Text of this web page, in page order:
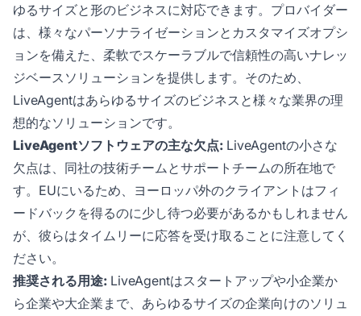
ゆるサイズと形のビジネスに対応できます。プロバイダー
は、様々なパーソナライゼーションとカスタマイズオプシ
ョンを備えた、柔軟でスケーラブルで信頼性の高いナレッ
ジベースソリューションを提供します。そのため、
LiveAgentはあらゆるサイズのビジネスと様々な業界の理
想的なソリューションです。
LiveAgentソフトウェアの主な欠点: LiveAgentの小さな
欠点は、同社の技術チームとサポートチームの所在地で
す。EUにいるため、ヨーロッパ外のクライアントはフィ
ードバックを得るのに少し待つ必要があるかもしれません
が、彼らはタイムリーに応答を受け取ることに注意してく
ださい。
推奨される用途: LiveAgentはスタートアップや小企業か
ら企業や大企業まで、あらゆるサイズの企業向けのソリュ